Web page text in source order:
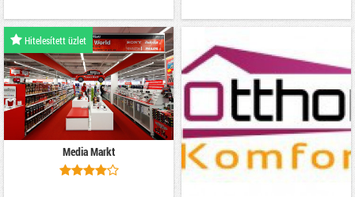
Hitelesített üzlet
Media Markt